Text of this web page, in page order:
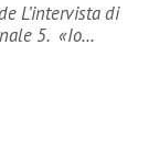
L’intervista di
5. «Io…